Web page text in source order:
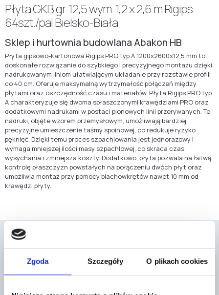
Zgoda Szczegóły O plikach cookies
Płyta GKB gr. 12,5 wym. 1,2 x 2,6 m Rigips
64szt./pal Bielsko-Biała
Sklep i hurtownia budowlana Abakon HB
Płyta gipsowo-kartonowa Rigips PRO typ A 1200x2600x12,5 mm to
doskonałe rozwiązanie do szybkiego i precyzyjnego montażu dzięki
nadrukowanym liniom ułatwiającym układanie przy rozstawie profili
co 40 cm. Oferuje maksymalną wytrzymałość połączeń między
płytami oraz oszczędność czasu i materiałów. Płyta Rigips PRO typ
A charakteryzuje się dwoma spłaszczonymi krawędziami PRO oraz
dodatkowymi nadrukami w postaci pionowych linii przerywanych. Te
nadruki, objęte wzorem przemysłowym, umożliwiają bardziej
precyzyjne umieszczenie taśmy spoinowej, co redukuje ryzyko
pęknięć. Dzięki temu proces szpachlowania jest jednorazowy i
wymaga mniejszej ilości masy szpachlowej, co skraca czas
wysychania i zmniejsza koszty. Dodatkowo, płyta pozwala na łatwą
kontrolę płaszczyzn powstałych na połączeniu dwóch płyt oraz
umożliwia montaż przy pomocy blachowkrętów nawet 10 mm od
krawędzi płyty.
Mogą cię również zainteresować